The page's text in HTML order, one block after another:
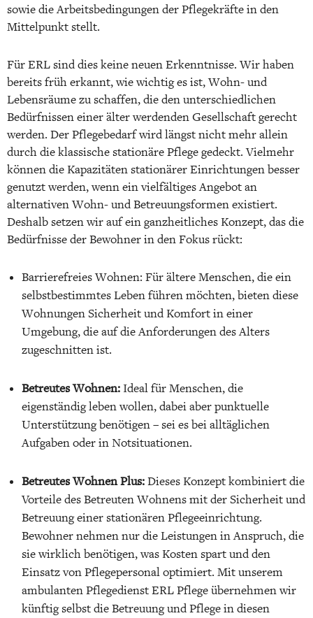
sowie die Arbeitsbedingungen der Pflegekräfte in den
Mittelpunkt stellt.
Für ERL sind dies keine neuen Erkenntnisse. Wir haben
bereits früh erkannt, wie wichtig es ist, Wohn- und
Lebensräume zu schaffen, die den unterschiedlichen
Bedürfnissen einer älter werdenden Gesellschaft gerecht
werden. Der Pflegebedarf wird längst nicht mehr allein
durch die klassische stationäre Pflege gedeckt. Vielmehr
können die Kapazitäten stationärer Einrichtungen besser
genutzt werden, wenn ein vielfältiges Angebot an
alternativen Wohn- und Betreuungsformen existiert.
Deshalb setzen wir auf ein ganzheitliches Konzept, das die
Bedürfnisse der Bewohner in den Fokus rückt:
Barrierefreies Wohnen: Für ältere Menschen, die ein
selbstbestimmtes Leben führen möchten, bieten diese
Wohnungen Sicherheit und Komfort in einer
Umgebung, die auf die Anforderungen des Alters
zugeschnitten ist.
Betreutes Wohnen:Ideal für Menschen, die
eigenständig leben wollen, dabei aber punktuelle
Unterstützung benötigen – sei es bei alltäglichen
Aufgaben oder in Notsituationen.
Betreutes Wohnen Plus:Dieses Konzept kombiniert die
Vorteile des Betreuten Wohnens mit der Sicherheit und
Betreuung einer stationären Pflegeeinrichtung.
Bewohner nehmen nur die Leistungen in Anspruch, die
sie wirklich benötigen, was Kosten spart und den
Einsatz von Pflegepersonal optimiert. Mit unserem
ambulanten Pflegedienst ERL Pflege übernehmen wir
künftig selbst die Betreuung und Pflege in diesen